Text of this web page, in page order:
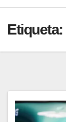
Etiqueta: